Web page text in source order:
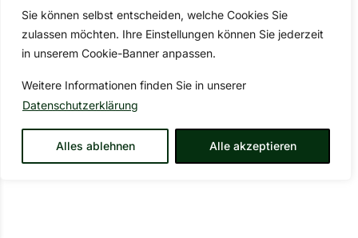
Sie können selbst entscheiden, welche Cookies Sie
zulassen möchten. Ihre Einstellungen können Sie jederzeit
in unserem Cookie-Banner anpassen.
Weitere Informationen finden Sie in unserer
Datenschutzerklärung
Alles ablehnen Alle akzeptieren